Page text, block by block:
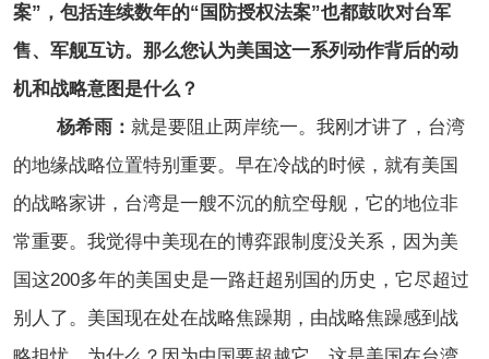
案”，包括连续数年的“国防授权法案”也都鼓吹对台军
售、军舰互访。那么您认为美国这一系列动作背后的动
机和战略意图是什么？
杨希雨： 就是要阻止两岸统一。我刚才讲了，台湾
的地缘战略位置特别重要。早在冷战的时候，就有美国
的战略家讲，台湾是一艘不沉的航空母舰，它的地位非
常重要。我觉得中美现在的博弈跟制度没关系，因为美
国这200多年的美国史是一路赶超别国的历史，它尽超过
别人了。美国现在处在战略焦躁期，由战略焦躁感到战